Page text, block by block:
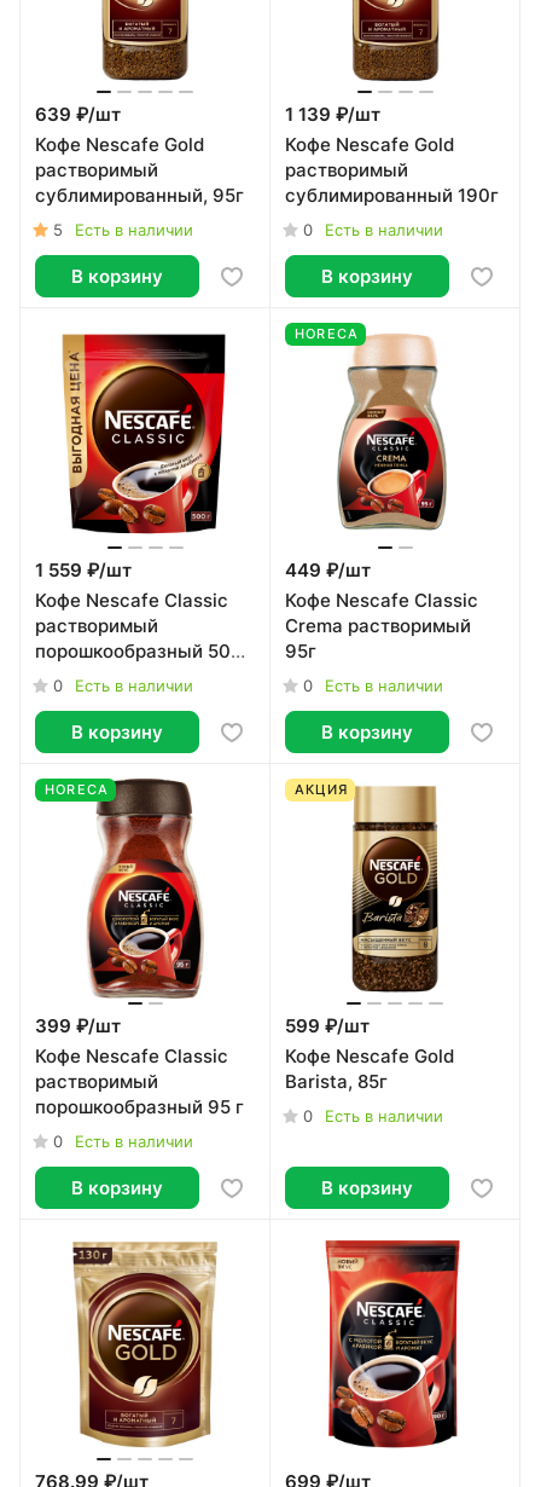
639 ₽/шт
Кофе Nescafe Gold
растворимый
сублимированный, 95г
5 Есть в наличии
В корзину
1 139 ₽/шт
Кофе Nescafe Gold
растворимый
сублимированный 190г
0 Есть в наличии
В корзину
1 559 ₽/шт
Кофе Nescafe Classic
растворимый
порошкообразный 500
г 0 Есть в наличии
В корзину
HORECA
449 ₽/шт
Кофе Nescafe Classic
Crema растворимый
95г
0 Есть в наличии
В корзину
HORECA
399 ₽/шт
Кофе Nescafe Classic
растворимый
порошкообразный 95 г
0 Есть в наличии
В корзину
АКЦИЯ
599 ₽/шт
Кофе Nescafe Gold
Barista, 85г
0 Есть в наличии
В корзину
768.99 ₽/шт 699 ₽/шт